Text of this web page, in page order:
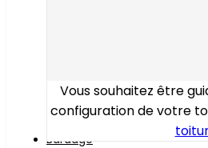
Vous souhaitez être
configuration de votre
Bardage